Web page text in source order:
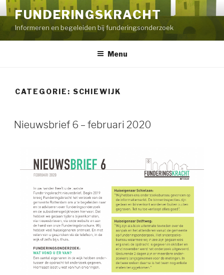
FUNDERINGSKRACHT
Informeren en begeleiden bij funderingsonderzoek
Menu
CATEGORIE: SCHIEWIJK
Nieuwsbrief 6 – februari 2020